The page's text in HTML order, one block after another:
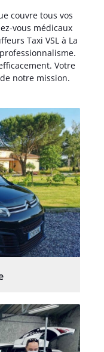
couvre tous vos
vous médicaux
Taxi VSL à La
Votre
notre mission.